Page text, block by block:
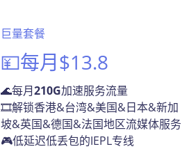
巨量套餐
💴每月$13.8
🌊每月210G加速服务流量
🎞️解锁香港&台湾&美国&日本&新加
坡&英国&德国&法国地区流媒体服务
🎮低延迟低丢包的IEPL专线